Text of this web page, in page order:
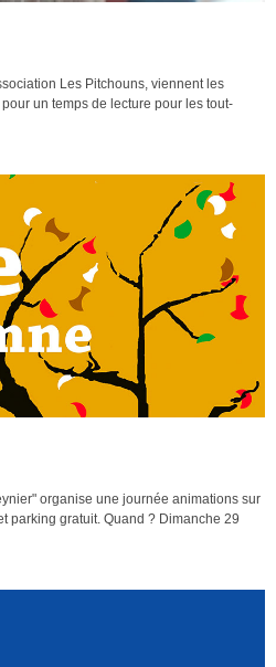
Les Pitchouns, viennent les
un temps de lecture pour les tout-
organise une journée animations sur
parking gratuit. Quand ? Dimanche 29